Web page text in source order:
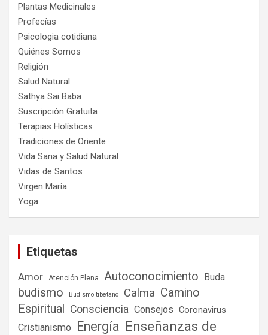
Plantas Medicinales
Profecías
Psicologia cotidiana
Quiénes Somos
Religión
Salud Natural
Sathya Sai Baba
Suscripción Gratuita
Terapias Holísticas
Tradiciones de Oriente
Vida Sana y Salud Natural
Vidas de Santos
Virgen María
Yoga
Etiquetas
Amor Atención Plena Autoconocimiento Buda
budismo Budismo tibetano Calma Camino
Espiritual
Consciencia Consejos Coronavirus
Cristianismo Energía Enseñanzas de